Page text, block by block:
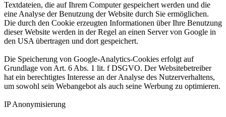
Textdateien, die auf Ihrem Computer gespeichert werden und die
eine Analyse der Benutzung der Website durch Sie ermöglichen.
Die durch den Cookie erzeugten Informationen über Ihre Benutzung
dieser Website werden in der Regel an einen Server von Google in
den USA übertragen und dort gespeichert.
Die Speicherung von Google-Analytics-Cookies erfolgt auf
Grundlage von Art. 6 Abs. 1 lit. f DSGVO. Der Websitebetreiber
hat ein berechtigtes Interesse an der Analyse des Nutzerverhaltens,
um sowohl sein Webangebot als auch seine Werbung zu optimieren.
IP Anonymisierung